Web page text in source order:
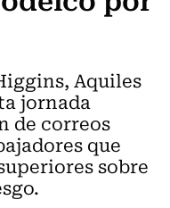
Aquiles
jornada
de correos
que
sobre